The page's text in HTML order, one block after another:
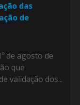
das
de
de agosto de
que
validação dos...